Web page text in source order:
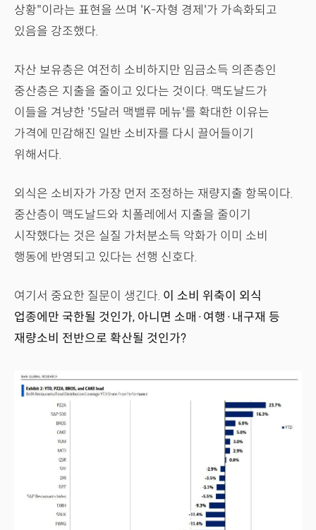
상황"이라는 표현을 쓰며 'K-자형 경제'가 가속화되고
있음을 강조했다.
자산 보유층은 여전히 소비하지만 임금소득 의존층인
중산층은 지출을 줄이고 있다는 것이다. 맥도날드가
이들을 겨냥한 '5달러 맥밸류 메뉴'를 확대한 이유는
가격에 민감해진 일반 소비자를 다시 끌어들이기
위해서다.
외식은 소비자가 가장 먼저 조정하는 재량지출 항목이다.
중산층이 맥도날드와 치폴레에서 지출을 줄이기
시작했다는 것은 실질 가처분소득 악화가 이미 소비
행동에 반영되고 있다는 선행 신호다.
여기서 중요한 질문이 생긴다. 이 소비 위축이 외식
업종에만 국한될 것인가, 아니면 소매·여행·내구재 등
재량소비 전반으로 확산될 것인가?